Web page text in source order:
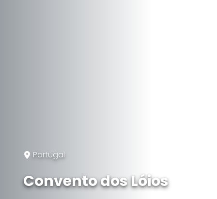
Portugal
Convento dos Lóios